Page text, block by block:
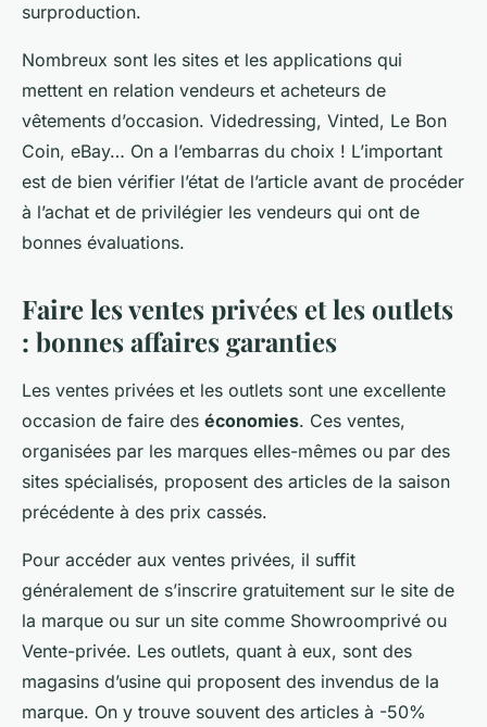
surproduction.
Nombreux sont les sites et les applications qui
mettent en relation vendeurs et acheteurs de
vêtements d’occasion. Videdressing, Vinted, Le Bon
Coin, eBay… On a l’embarras du choix ! L’important
est de bien vérifier l’état de l’article avant de procéder
à l’achat et de privilégier les vendeurs qui ont de
bonnes évaluations.
Faire les ventes privées et les outlets
: bonnes affaires garanties
Les ventes privées et les outlets sont une excellente
occasion de faire des économies. Ces ventes,
organisées par les marques elles-mêmes ou par des
sites spécialisés, proposent des articles de la saison
précédente à des prix cassés.
Pour accéder aux ventes privées, il suffit
généralement de s’inscrire gratuitement sur le site de
la marque ou sur un site comme Showroomprivé ou
Vente-privée. Les outlets, quant à eux, sont des
magasins d’usine qui proposent des invendus de la
marque. On y trouve souvent des articles à -50%